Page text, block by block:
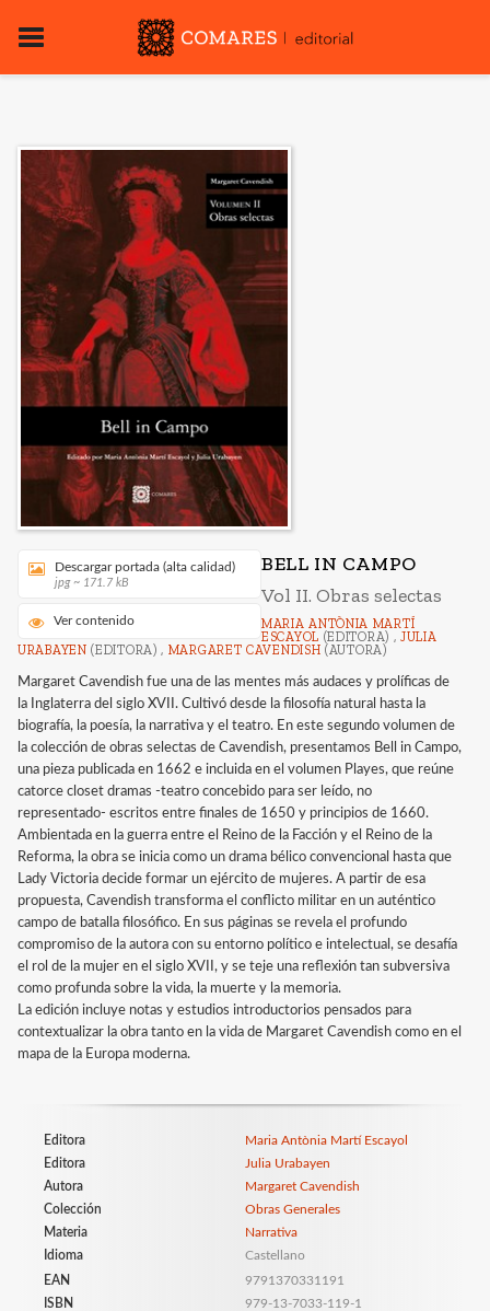
Descargar portada (alta calidad)
jpg ~ 171.7 kB
Ver contenido
BELL IN CAMPO
Vol II. Obras selectas
MARIA ANTÒNIA MARTÍ
ESCAYOL (EDITORA) ,JULIA
URABAYEN (EDITORA) , MARGARET CAVENDISH (AUTORA)
Margaret Cavendish fue una de las mentes más audaces y prolíficas de
la Inglaterra del siglo XVII. Cultivó desde la filosofía natural hasta la
biografía, la poesía, la narrativa y el teatro. En este segundo volumen de
la colección de obras selectas de Cavendish, presentamos Bell in Campo,
una pieza publicada en 1662 e incluida en el volumen Playes, que reúne
catorce closet dramas -teatro concebido para ser leído, no
representado- escritos entre finales de 1650 y principios de 1660.
Ambientada en la guerra entre el Reino de la Facción y el Reino de la
Reforma, la obra se inicia como un drama bélico convencional hasta que
Lady Victoria decide formar un ejército de mujeres. A partir de esa
propuesta, Cavendish transforma el conflicto militar en un auténtico
campo de batalla filosófico. En sus páginas se revela el profundo
compromiso de la autora con su entorno político e intelectual, se desafía
el rol de la mujer en el siglo XVII, y se teje una reflexión tan subversiva
como profunda sobre la vida, la muerte y la memoria.
La edición incluye notas y estudios introductorios pensados para
contextualizar la obra tanto en la vida de Margaret Cavendish como en el
mapa de la Europa moderna.
Editora
Maria Antònia Martí Escayol
Editora
Julia Urabayen
Autora
Margaret Cavendish
Colección
Obras Generales
Materia
Narrativa
Idioma
Castellano
EAN
9791370331191
ISBN
979-13-7033-119-1